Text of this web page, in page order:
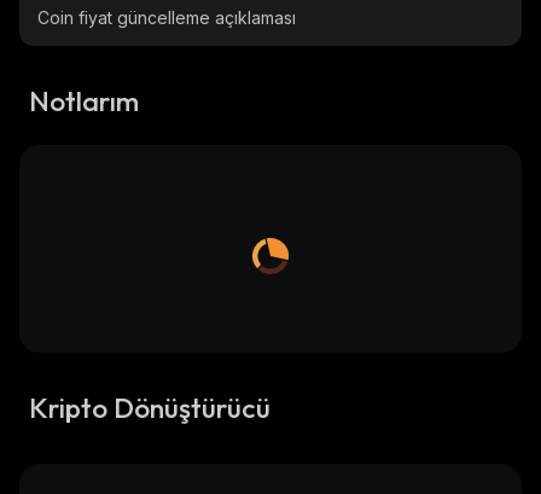
Coin fiyat güncelleme açıklaması
Notlarım
Kripto Dönüştürücü